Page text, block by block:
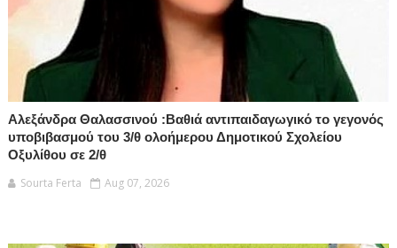
Αλεξάνδρα Θαλασσινού :Βαθιά αντιπαιδαγωγικό το γεγονός
υποβιβασμού του 3/θ ολοήμερου Δημοτικού Σχολείου
Οξυλίθου σε 2/θ
Sourta Ferta
Aug 07, 2026